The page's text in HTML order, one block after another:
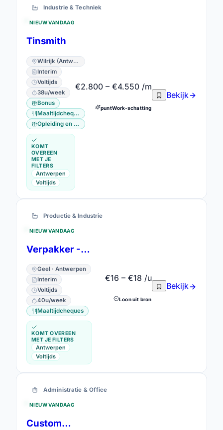
Industrie & Techniek
NIEUW VANDAAG
Tinsmith
Wilrijk (Antwerpen) · Antwerpen
Interim
Voltijds
38u/week
Bonus
Maaltijdcheques
Opleiding en vorming
KOMT
OVEREEN
MET JE
FILTERS
Antwerpen
Voltijds
€2.800 – €4.550 /m
puntWork-schatting
Bekijk
Productie & Industrie
NIEUW VANDAAG
Verpakker -Heftruckbestuurder
Geel · Antwerpen
Interim
Voltijds
40u/week
Maaltijdcheques
KOMT OVEREEN
MET JE FILTERS
Antwerpen
Voltijds
€16 – €18 /u
Loon uit bron
Bekijk
Administratie & Office
NIEUW VANDAAG
Customer Service Medewerker - technische kennis